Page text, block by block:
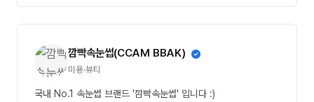
깜빡속눈썹(CCAM BBAK)
미용·뷰티
국내 No.1 속눈썹 브랜드 '깜빡속눈썹' 입니다 :)